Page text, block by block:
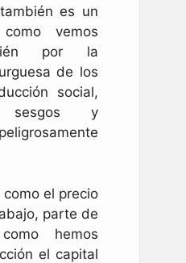
es un
vemos
por la
de los
social,
sesgos y
como el precio
parte de
hemos
el capital